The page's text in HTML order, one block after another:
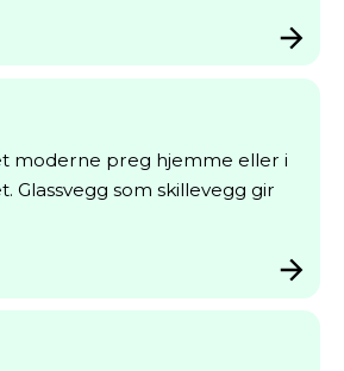
moderne preg hjemme eller i
Glassvegg som skillevegg gir